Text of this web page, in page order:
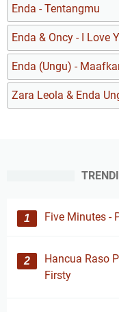
Enda - Tentangmu
Enda & Oncy - I Love
Enda (Ungu) -
Zara Leola & Enda
Five Minutes -
Hancua Raso
Firsty